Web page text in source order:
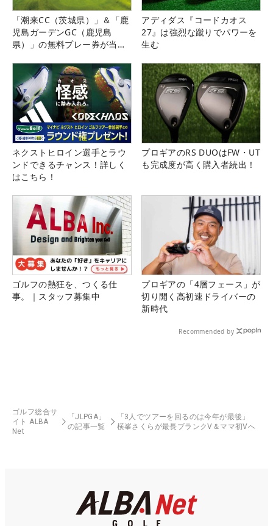
「潮来CC（茨城県）」＆「鹿
児島ガーデンGC（鹿児島
県）」の無料プレー券が当た
アディダス『コードカオス
27』は強烈な蹴りでパワーを
生む
ネクストヒロイン選手とラウ
ンドできるチャンス！詳しく
はこちら！
プロギアのRS DUOはFW・UT
も完成度が高く購入者続出！
ゴルフの熱狂を、つくる仕
事。｜スタッフ募集中
プロギアの「4層フェース」が
切り開く高初速ドライバーの
新時代
Recommended by
ゴルフ総合サ
イト ALBA
Net
「JLPGA」
の記事一覧
「3人でツアーを回るのは今年が最後」
横峯さくらが最長ブランクV＆ママ初Vへ